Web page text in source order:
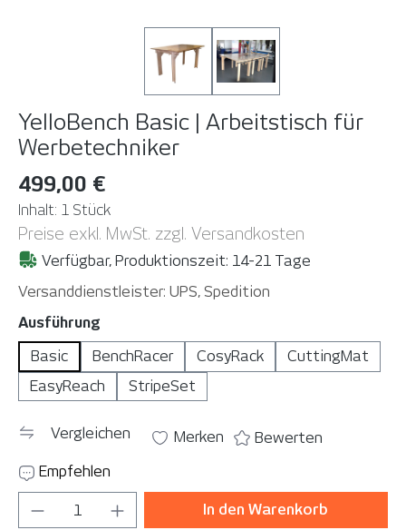
YelloBench Basic | Arbeitstisch für
Werbetechniker
499,00 €
Inhalt: 1 Stück
Preise exkl. MwSt. zzgl. Versandkosten
Verfügbar, Produktionszeit: 14-21 Tage
Versanddienstleister: UPS, Spedition
Ausführung
Basic
BenchRacer CosyRack
CuttingMat
EasyReach
StripeSet
Vergleichen Merken
Bewerten
Empfehlen
Produkt Anzahl: Gib den gewünschten
In den Warenkorb